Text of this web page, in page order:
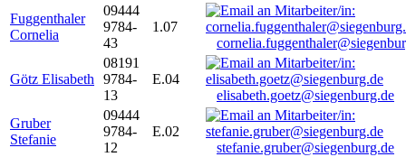
Fuggenthaler
Cornelia
09444
9784-
43
1.07
Götz Elisabeth
08191
9784-
13
E.04
elisabeth.goetz@siegenburg.de
Gruber
Stefanie
09444
9784-
12
E.02
stefanie.gruber@siegenburg.de